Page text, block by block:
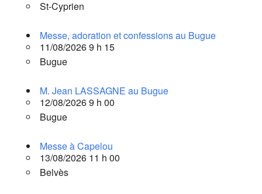
St-Cyprien
Messe, adoration et confessions au Bugue
11/08/2026 9 h 15
Bugue
M. Jean LASSAGNE au Bugue
12/08/2026 9 h 00
Bugue
Messe à Capelou
13/08/2026 11 h 00
Belvès